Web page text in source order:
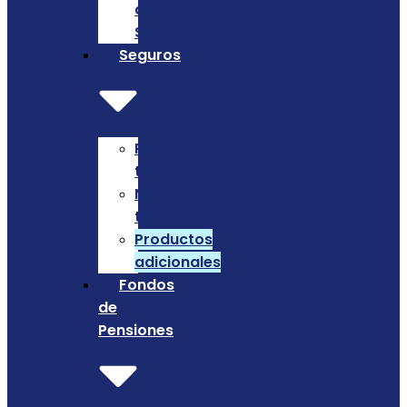
determinación
SRI
Seguros
Reservas
técnicas
Notas
técnicas
Productos
adicionales
Fondos
de
Pensiones